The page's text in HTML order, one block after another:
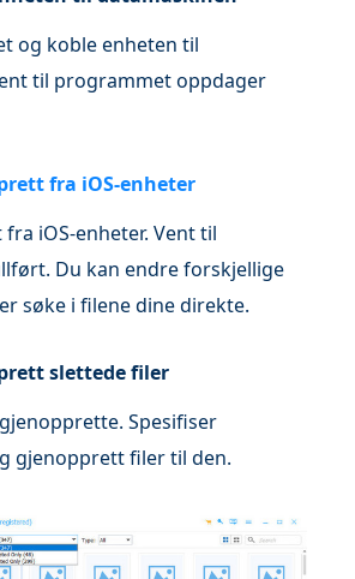
og koble enheten til
til programmet oppdager
fra iOS-enheter
iOS-enheter. Vent til
Du kan endre forskjellige
søke i filene dine direkte.
slettede filer
Spesifiser
gjenopprett filer til den.